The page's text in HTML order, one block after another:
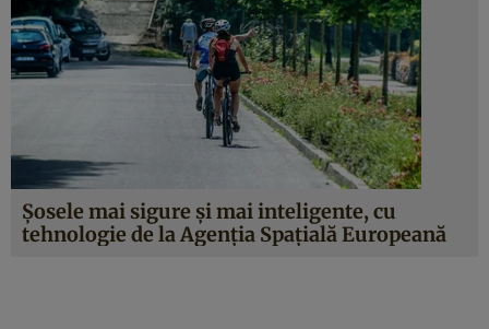
Șosele mai sigure și mai inteligente, cu
tehnologie de la Agenția Spațială Europeană